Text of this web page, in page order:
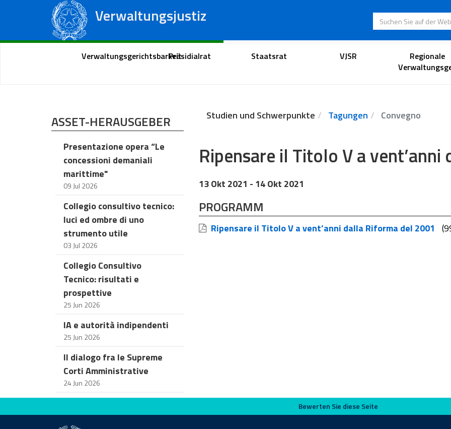
Verwaltungsjustiz
Regionale Verwaltungsgerichte
Suchen Sie auf der
Portal des Bürgers Anwaltsportal
VerwaltungsgerichtsbarkeitPräsidialrat Staatsrat VJSR
Regionale
ASSET-HERAUSGEBER
Presentazione opera “Le
concessioni demaniali
marittime"
09 Jul 2026
Collegio consultivo tecnico:
luci ed ombre di uno
strumento utile
03 Jul 2026
Collegio Consultivo
Tecnico: risultati e
prospettive
25 Jun 2026
IA e autorità indipendenti
25 Jun 2026
Il dialogo fra le Supreme
Corti Amministrative
24 Jun 2026
Studien und Schwerpunkte Tagungen Convegno
Ripensare il Titolo V a
13 Okt 2021 - 14 Okt 2021
PROGRAMM
Ripensare il Titolo V a vent’anni dalla Riforma del 2001
Bewerten Sie diese Seite Bewerten Sie diese Seite